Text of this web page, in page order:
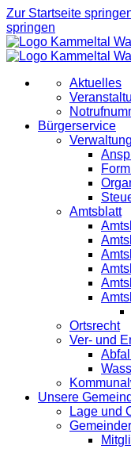
Zur Startseite
springen
Aktuelles
Bürgerservice
Verwaltung
Amtsblatt
Ortsrecht
Ver- und
Abfall
Unsere
Lage und